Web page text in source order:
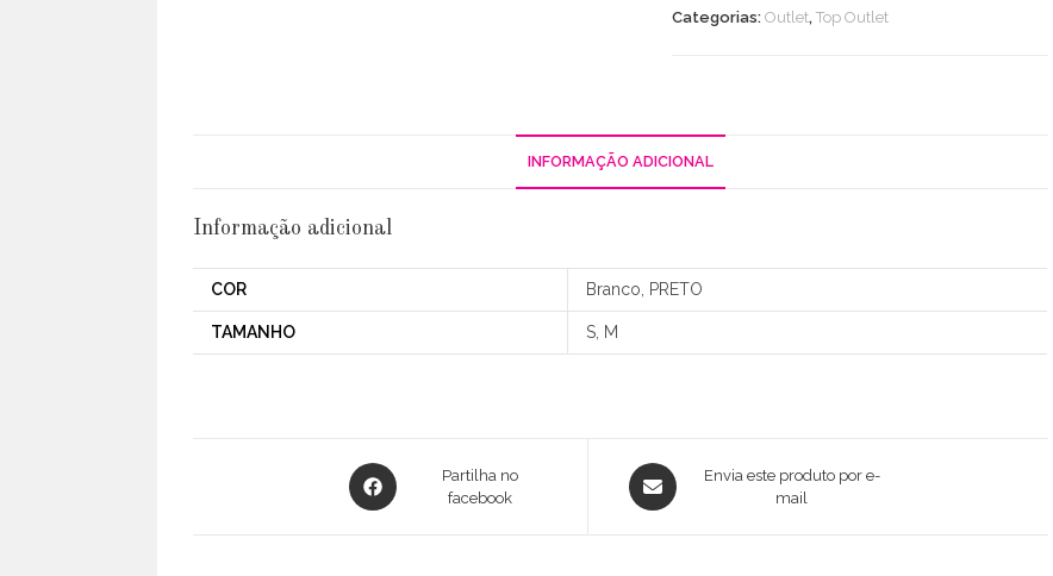
Categorias: Outlet, Top Outlet
INFORMAÇÃO ADICIONAL
Informação adicional
COR Branco, PRETO
TAMANHO S, M
Opens
in
Partilha no
facebook
Opens
in
Envia este produto por e-
mail